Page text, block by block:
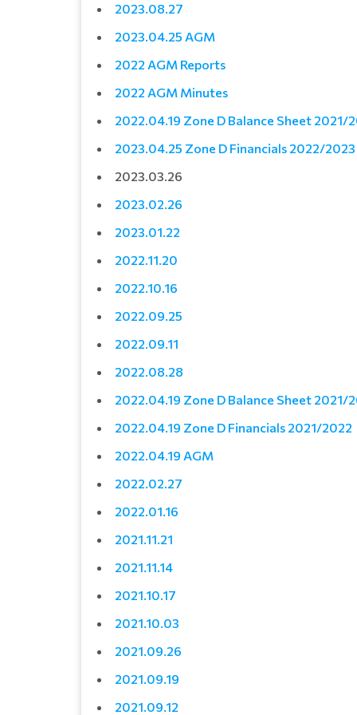
2023.08.27
2023.04.25 AGM
2022 AGM Reports
2022 AGM Minutes
2022.04.19 Zone D Balance Sheet 2021/
2023.04.25 Zone D Financials 2022/2023
2023.03.26
2023.02.26
2023.01.22
2022.11.20
2022.10.16
2022.09.25
2022.09.11
2022.08.28
2022.04.19 Zone D Balance Sheet 2021/
2022.04.19 Zone D Financials 2021/2022
2022.04.19 AGM
2022.02.27
2022.01.16
2021.11.21
2021.11.14
2021.10.17
2021.10.03
2021.09.26
2021.09.19
2021.09.12